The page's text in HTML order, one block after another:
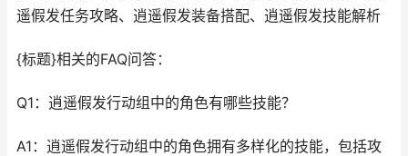
遥假发任务攻略、逍遥假发装备搭配、逍遥假发技能解析
{标题}相关的FAQ问答：
Q1：逍遥假发行动组中的角色有哪些技能？
A1：逍遥假发行动组中的角色拥有多样化的技能，包括攻